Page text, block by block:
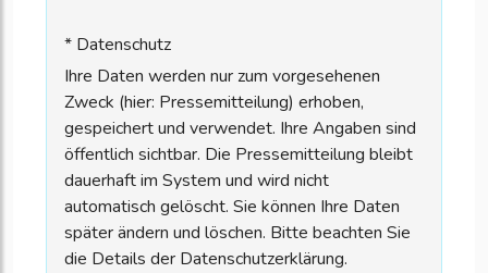
* Datenschutz
Ihre Daten werden nur zum vorgesehenen
Zweck (hier: Pressemitteilung) erhoben,
gespeichert und verwendet. Ihre Angaben sind
öffentlich sichtbar. Die Pressemitteilung bleibt
dauerhaft im System und wird nicht
automatisch gelöscht. Sie können Ihre Daten
später ändern und löschen. Bitte beachten Sie
die Details der Datenschutzerklärung.